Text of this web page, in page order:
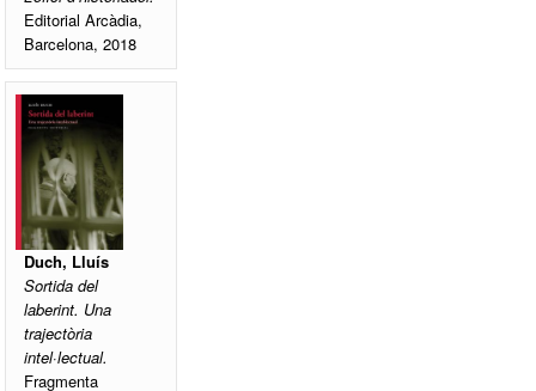
Editorial Arcàdia,
Barcelona, 2018
Duch, Lluís
Sortida del
laberint. Una
trajectòria
intel·lectual.
Fragmenta